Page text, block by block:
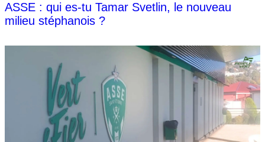
ASSE : qui es-tu Tamar Svetlin, le nouveau
milieu stéphanois ?